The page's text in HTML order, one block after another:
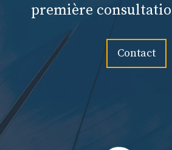
première
Contact